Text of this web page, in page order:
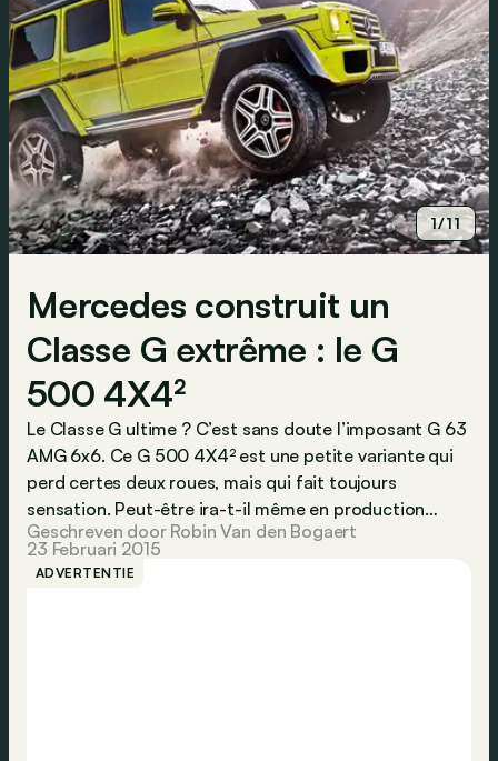
1/11
Mercedes construit un
Classe G extrême : le G
500 4X4²
Le Classe G ultime ? C’est sans doute l’imposant G 63
AMG 6x6. Ce G 500 4X4² est une petite variante qui
perd certes deux roues, mais qui fait toujours
sensation. Peut-être ira-t-il même en production…
Geschreven door Robin Van den Bogaert
23 Februari 2015
ADVERTENTIE